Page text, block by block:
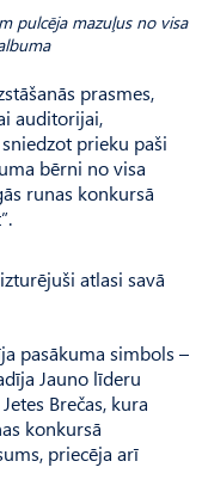
pulcēja mazuļus no visa
prasmes,
auditorijai,
prieku paši
bērni no visa
runas konkursā
atlasi savā
pasākuma simbols –
Jauno līderu
Brečas, kura
konkursā
priecēja arī